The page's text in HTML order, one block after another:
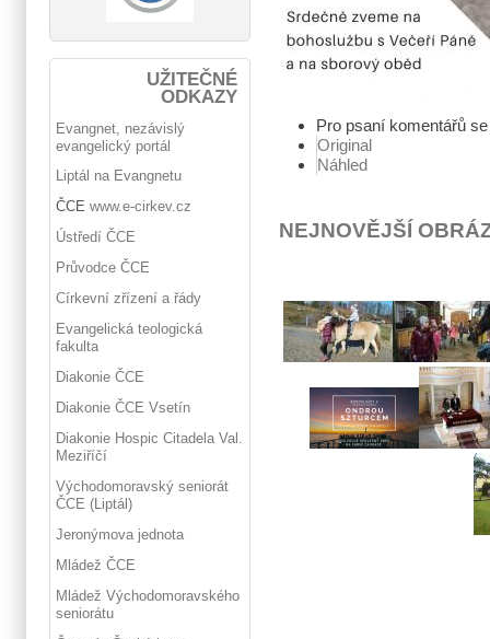
Pro psaní komentářů
Original
Náhled
NEJNOVĚJŠÍ
UŽITEČNÉ
ODKAZY
Evangnet, nezávislý
evangelický portál
Liptál na Evangnetu
ČCE www.e-cirkev.cz
Ústředí ČCE
Průvodce ČCE
Církevní zřízení a řády
Evangelická teologická
fakulta
Diakonie ČCE
Diakonie ČCE Vsetín
Diakonie Hospic Citadela Val.
Meziříčí
Východomoravský seniorát
ČCE (Liptál)
Jeronýmova jednota
Mládež ČCE
Mládež Východomoravského
seniorátu